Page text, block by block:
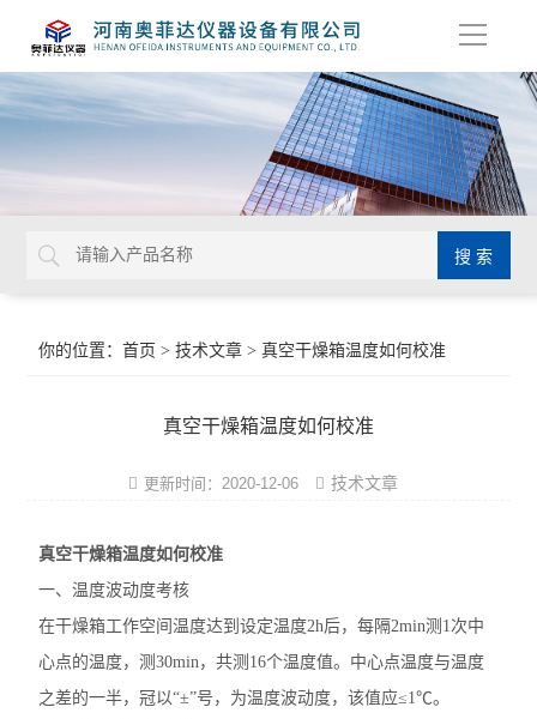
导
你的位置：首页 >技术文章 > 真空干燥箱温度如何校准
真空干燥箱温度如何校准
更新时间：2020-12-06 技术文章
真空干燥箱温度如何校准
一、温度波动度考核
在干燥箱工作空间温度达到设定温度2h后，每隔2min测1次中
心点的温度，测30min，共测16个温度值。中心点温度与温度
之差的一半，冠以“±”号，为温度波动度，该值应≤1℃。